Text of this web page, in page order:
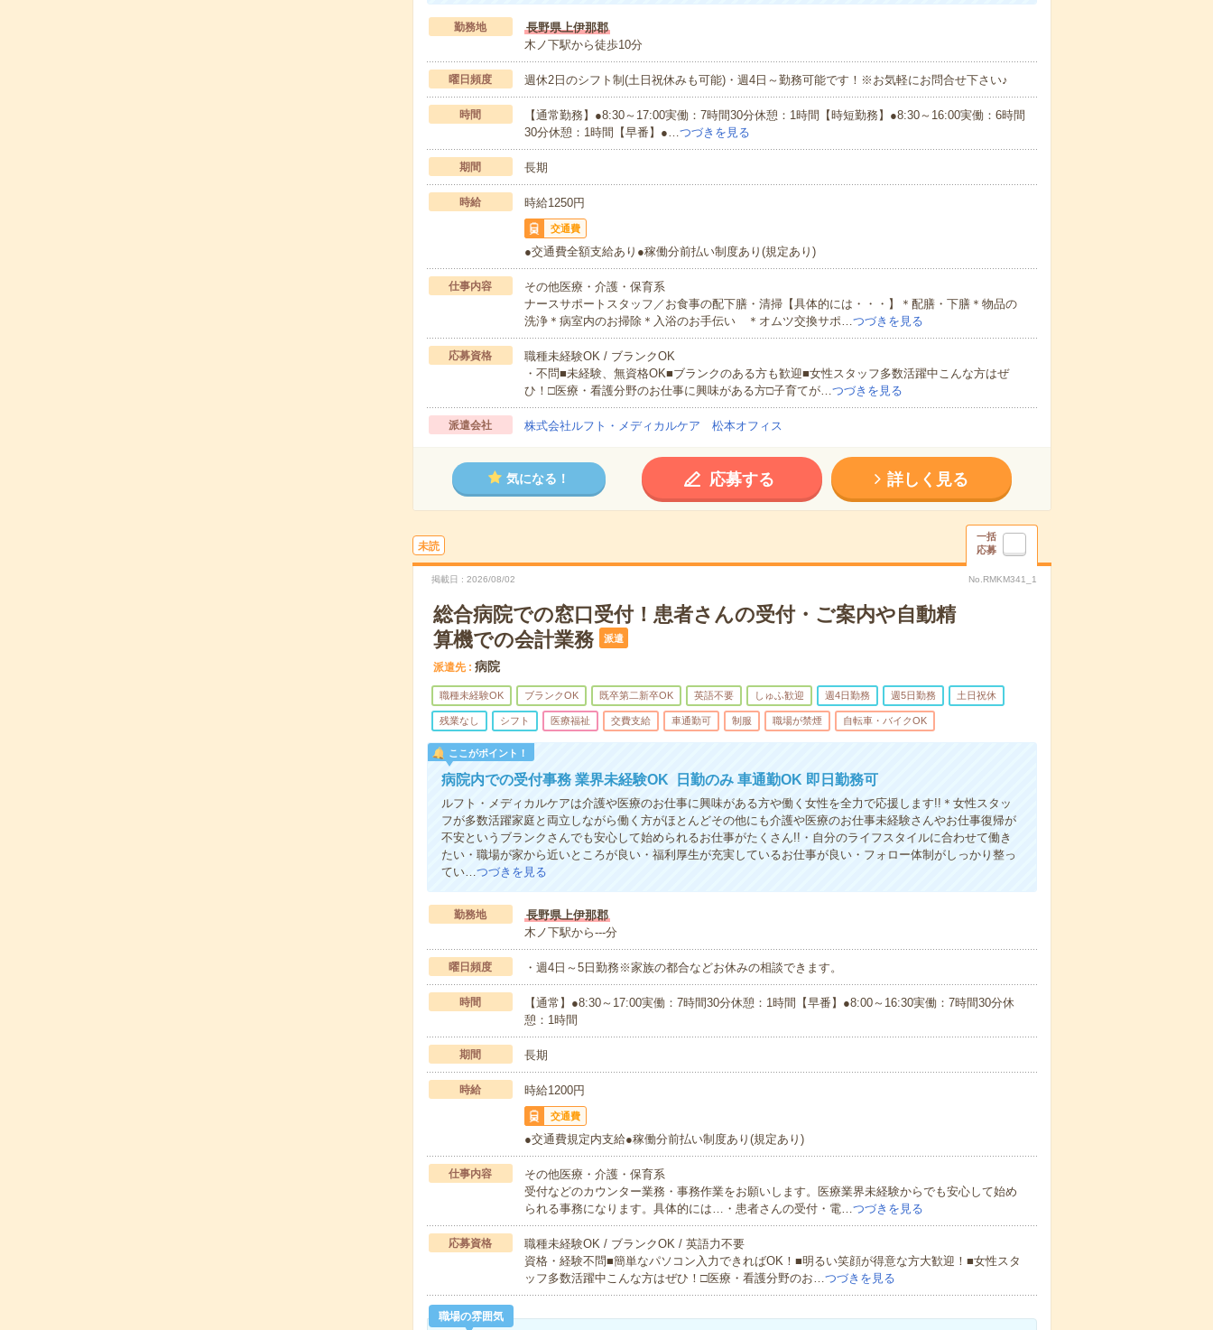
勤務地
長野県上伊那郡
木ノ下駅から徒歩10分
曜日頻度 週休2日のシフト制(土日祝休みも可能)・週4日～勤務可能です！※お気軽にお問合せ下さい♪
時間
【通常勤務】●8:30～17:00実働：7時間30分休憩：1時間【時短勤務】●8:30～16:00実働：6時間
30分休憩：1時間【早番】●…つづきを見る
期間 長期
時給 時給1250円
交通費
●交通費全額支給あり●稼働分前払い制度あり(規定あり)
仕事内容
その他医療・介護・保育系
ナースサポートスタッフ／お食事の配下膳・清掃【具体的には・・・】＊配膳・下膳＊物品の
洗浄＊病室内のお掃除＊入浴のお手伝い ＊オムツ交換サポ…つづきを見る
応募資格
職種未経験OK / ブランクOK
・不問■未経験、無資格OK■ブランクのある方も歓迎■女性スタッフ多数活躍中こんな方はぜ
ひ！□医療・看護分野のお仕事に興味がある方□子育てが…つづきを見る
派遣会社 株式会社ルフト・メディカルケア 松本オフィス
気になる！ 応募する 詳しく見る
未読
一括
応募
掲載日 2026/08/02 No.RMKM341_1
総合病院での窓口受付！患者さんの受付・ご案内や自動精
算機での会計業務
派遣
派遣先 病院
職種未経験OK ブランクOK 既卒第二新卒OK 英語不要 しゅふ歓迎 週4日勤務 週5日勤務 土日祝休
残業なし シフト 医療福祉 交費支給 車通勤可 制服 職場が禁煙 自転車・バイクOK
ここがポイント！
病院内での受付事務 業界未経験OK 日勤のみ 車通勤OK 即日勤務可
ルフト・メディカルケアは介護や医療のお仕事に興味がある方や働く女性を全力で応援します!!＊女性スタッ
フが多数活躍家庭と両立しながら働く方がほとんどその他にも介護や医療のお仕事未経験さんやお仕事復帰が
不安というブランクさんでも安心して始められるお仕事がたくさん!!・自分のライフスタイルに合わせて働き
たい・職場が家から近いところが良い・福利厚生が充実しているお仕事が良い・フォロー体制がしっかり整っ
てい…つづきを見る
勤務地
長野県上伊那郡
木ノ下駅から---分
曜日頻度 ・週4日～5日勤務※家族の都合などお休みの相談できます。
時間
【通常】●8:30～17:00実働：7時間30分休憩：1時間【早番】●8:00～16:30実働：7時間30分休
憩：1時間
期間 長期
時給 時給1200円
交通費
●交通費規定内支給●稼働分前払い制度あり(規定あり)
仕事内容
その他医療・介護・保育系
受付などのカウンター業務・事務作業をお願いします。医療業界未経験からでも安心して始め
られる事務になります。具体的には…・患者さんの受付・電…つづきを見る
応募資格
職種未経験OK / ブランクOK / 英語力不要
資格・経験不問■簡単なパソコン入力できればOK！■明るい笑顔が得意な方大歓迎！■女性スタ
ッフ多数活躍中こんな方はぜひ！□医療・看護分野のお…つづきを見る
職場の雰囲気